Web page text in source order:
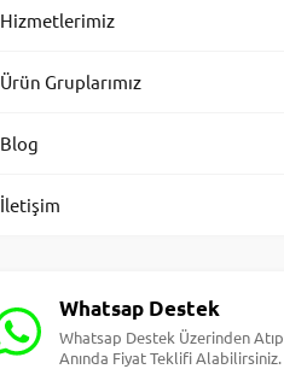
Hizmetlerimiz
Ürün Gruplarımız
Blog
İletişim
Whatsap Destek
Whatsap Destek Üzerinden Atıp
Anında Fiyat Teklifi Alabilirsiniz.